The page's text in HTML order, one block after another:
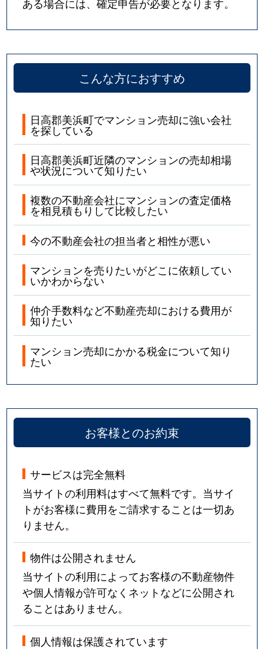
ある場合には、確定申告が必要となります。
こんな方におすすめ
日高郡美浜町でマンション売却に強い会社
を探している
日高郡美浜町近隣のマンションの売却相場
や状況について知りたい
複数の不動産会社にマンションの査定価格
を相見積もりして比較したい
今の不動産会社の担当者と相性が悪い
マンションを売りたいがどこに依頼してい
いかわからない
仲介手数料など不動産売却における費用が
知りたい
マンション売却にかかる税金について知り
たい
お客様とのお約束
サービスは完全無料
当サイトの利用料はすべて無料です。当サイ
トがお客様に費用をご請求することは一切あ
りません。
物件は公開されません
当サイトの利用によってお客様の不動産物件
や個人情報が許可なくネットなどに公開され
ることはありません。
個人情報は保護されています